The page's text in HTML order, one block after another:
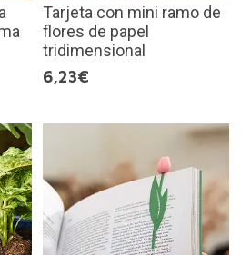
Tarjeta con mini ramo de
flores de papel
tridimensional
6,23€